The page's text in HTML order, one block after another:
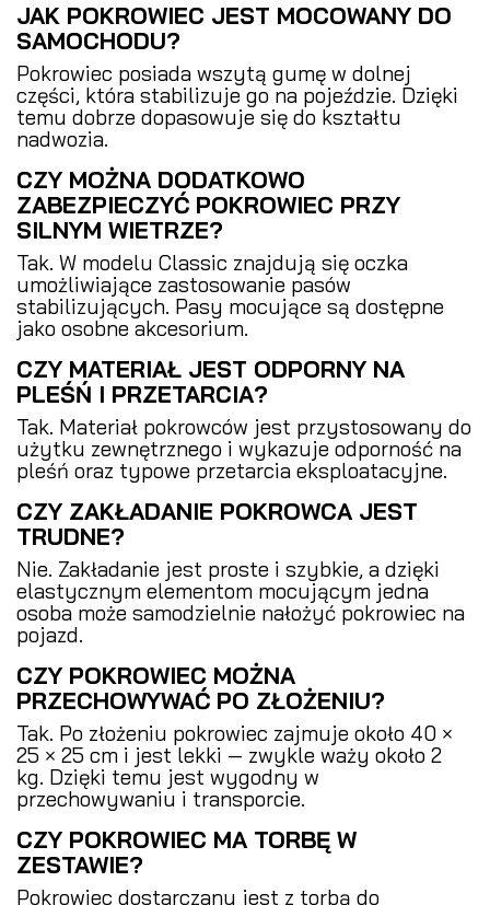
JAK POKROWIEC JEST MOCOWANY DO
SAMOCHODU?
Pokrowiec posiada wszytą gumę w dolnej
części, która stabilizuje go na pojeździe. Dzięki
temu dobrze dopasowuje się do kształtu
nadwozia.
CZY MOŻNA DODATKOWO
ZABEZPIECZYĆ POKROWIEC PRZY
SILNYM WIETRZE?
Tak. W modelu Classic znajdują się oczka
umożliwiające zastosowanie pasów
stabilizujących. Pasy mocujące są dostępne
jako osobne akcesorium.
CZY MATERIAŁ JEST ODPORNY NA
PLEŚŃ I PRZETARCIA?
Tak. Materiał pokrowców jest przystosowany do
użytku zewnętrznego i wykazuje odporność na
pleśń oraz typowe przetarcia eksploatacyjne.
CZY ZAKŁADANIE POKROWCA JEST
TRUDNE?
Nie. Zakładanie jest proste i szybkie, a dzięki
elastycznym elementom mocującym jedna
osoba może samodzielnie nałożyć pokrowiec na
pojazd.
CZY POKROWIEC MOŻNA
PRZECHOWYWAĆ PO ZŁOŻENIU?
Tak. Po złożeniu pokrowiec zajmuje około 40 ×
25 × 25 cm i jest lekki — zwykle waży około 2
kg. Dzięki temu jest wygodny w
przechowywaniu i transporcie.
CZY POKROWIEC MA TORBĘ W
ZESTAWIE?
Pokrowiec dostarczany jest z torbą do